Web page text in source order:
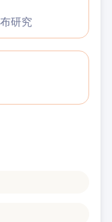
研究